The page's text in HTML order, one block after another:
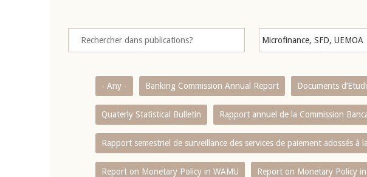
- Any - Banking Commission Annual Report Documents
Quaterly Statistical Bulletin Rapport annuel de la Commission
Rapport semestriel de surveillance des services de paiement adossés à
Report on Monetary Policy in WAMU Report on Monetary Policy